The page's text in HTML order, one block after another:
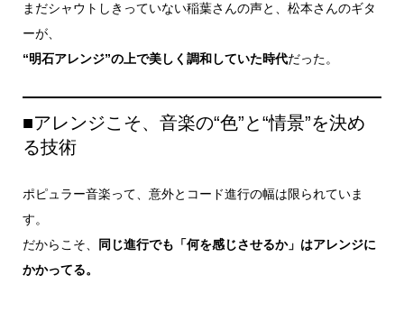
まだシャウトしきっていない稲葉さんの声と、松本さんのギタ
ーが、
“明石アレンジ”の上で美しく調和していた時代だった。
■アレンジこそ、音楽の“色”と“情景”を決め
る技術
ポピュラー音楽って、意外とコード進行の幅は限られていま
す。
だからこそ、
同じ進行でも「何を感じさせるか」はアレンジに
かかってる。